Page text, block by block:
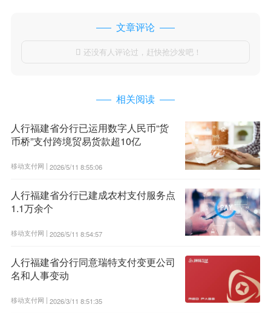
文章评论
 还没有人评论过，赶快抢沙发吧！
相关阅读
人行福建省分行已运用数字人民币“货
币桥”支付跨境贸易货款超10亿
移动支付网 | 2026/5/11 8:55:06
人行福建省分行已建成农村支付服务点
1.1万余个
移动支付网 | 2026/5/11 8:54:57
人行福建省分行同意瑞特支付变更公司
名和人事变动
移动支付网 | 2026/3/11 8:51:35